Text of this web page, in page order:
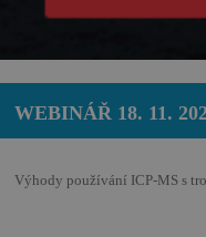
WEBINÁŘ 18. 11.
Výhody používání ICP-MS s